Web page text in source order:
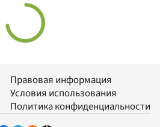
Правовая информация
Условия использования
Политика конфиденциальности